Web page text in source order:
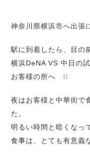
神奈川県横浜市へ出張
駅に到着したら、目
横浜DeNA VS 中日の
お客様の所へ ❕❕
夜はお客様と中華街で
た。
明るい時間と暗くなっ
食事は、とても有意義